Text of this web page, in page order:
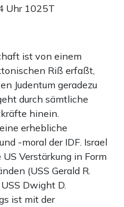
Uhr 1025T
ist von einem
Riß erfaßt,
Judentum geradezu
durch sämtliche
hinein.
erhebliche
-moral der IDF. Israel
Verstärkung in Form
(USS Gerald R.
Dwight D.
ist mit der